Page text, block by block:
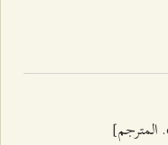
المترجم]